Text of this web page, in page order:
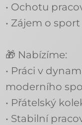
• Ochotu
• Zájem o
🎁 Nabízíme:
• Práci v
moderního
• Přátelský
• Stabilní